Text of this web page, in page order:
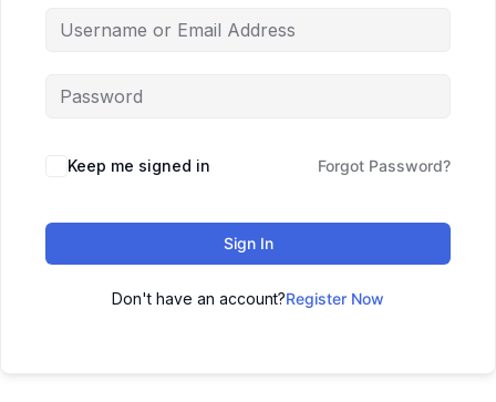
Keep me signed in Forgot Password?
Sign In
Don't have an account?Register Now